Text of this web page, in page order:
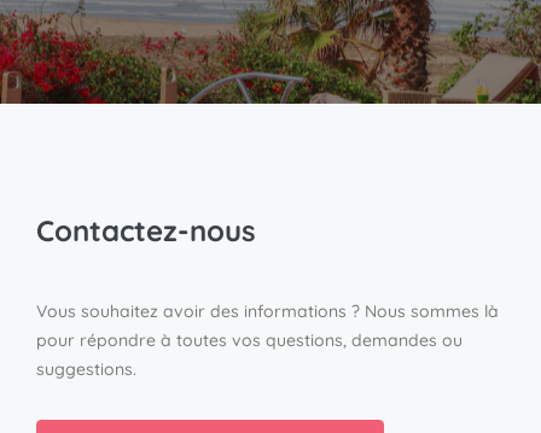
Contactez-nous
Vous souhaitez avoir des informations ? Nous sommes là
pour répondre à toutes vos questions, demandes ou
suggestions.